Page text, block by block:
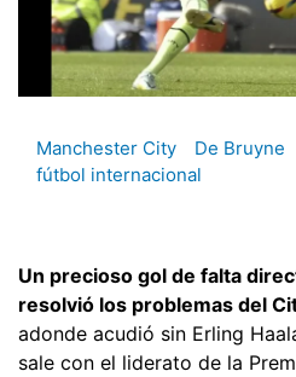
Manchester City De Bruyne
fútbol internacional
Un precioso gol de falta
resolvió los problemas del
adonde acudió sin Erling
sale con el liderato de la